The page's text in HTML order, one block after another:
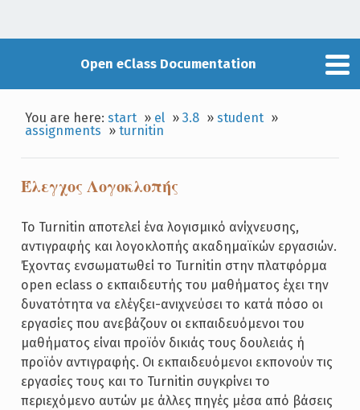
Open eClass Documentation
You are here:start » el »3.8 »student »
assignments »turnitin
Έλεγχος Λογοκλοπής
Το Turnitin αποτελεί ένα λογισμικό ανίχνευσης,
αντιγραφής και λογοκλοπής ακαδημαϊκών εργασιών.
Έχοντας ενσωματωθεί το Turnitin στην πλατφόρμα
open eclass ο εκπαιδευτής του μαθήματος έχει την
δυνατότητα να ελέγξει-ανιχνεύσει το κατά πόσο οι
εργασίες που ανεβάζουν οι εκπαιδευόμενοι του
μαθήματος είναι προϊόν δικιάς τους δουλειάς ή
προϊόν αντιγραφής. Οι εκπαιδευόμενοι εκπονούν τις
εργασίες τους και το Turnitin συγκρίνει το
περιεχόμενο αυτών με άλλες πηγές μέσα από βάσεις